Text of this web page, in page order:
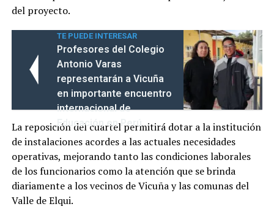
del proyecto.
TE PUEDE INTERESAR
Profesores del Colegio
Antonio Varas
representarán a Vicuña
en importante encuentro
internacional de
Educación en Perú
La reposición del cuartel permitirá dotar a la institución
de instalaciones acordes a las actuales necesidades
operativas, mejorando tanto las condiciones laborales
de los funcionarios como la atención que se brinda
diariamente a los vecinos de Vicuña y las comunas del
Valle de Elqui.